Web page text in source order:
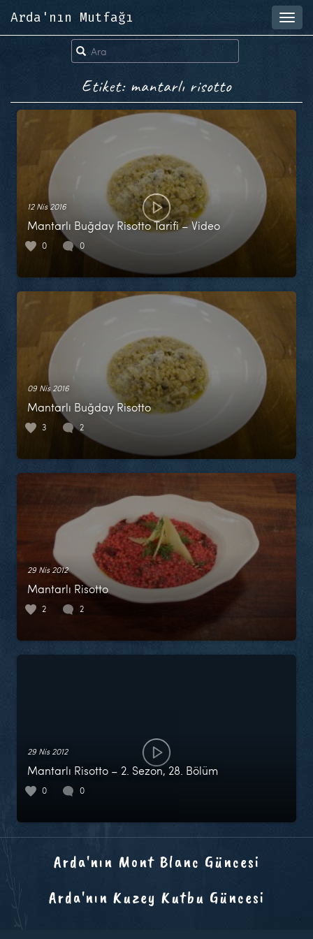
Arda'nın Mutfağı
Etiket: mantarlı risotto
12 Nis 2016
Mantarlı Buğday Risotto Tarifi – Video
0 0
09 Nis 2016
Mantarlı Buğday Risotto
3 2
29 Nis 2012
Mantarlı Risotto
2 2
29 Nis 2012
Mantarlı Risotto – 2. Sezon, 28. Bölüm
0 0
Arda'nın Mont Blanc Güncesi
Arda'nın Kuzey Kutbu Güncesi